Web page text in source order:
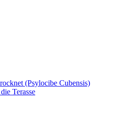
(Psylocibe Cubensis)
Terasse